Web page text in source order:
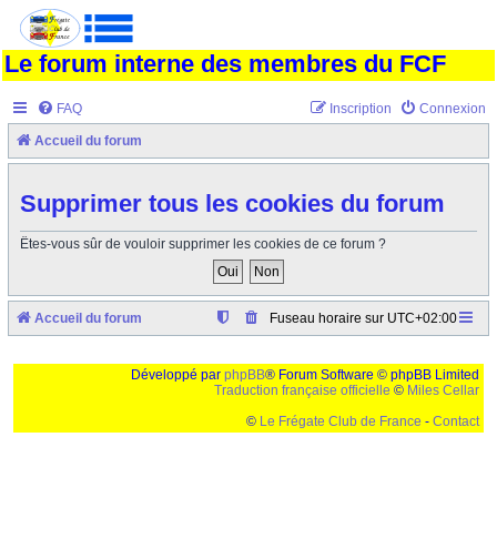
Le forum interne des membres du FCF
FAQ Connexion
Inscription
Accueil du forum
Supprimer tous les cookies du forum
Êtes-vous sûr de vouloir supprimer les cookies de ce forum ?
Accueil du forum Fuseau horaire sur UTC+02:00
Développé par phpBB® Forum Software © phpBB Limited
Traduction française officielle © Miles Cellar
© Le Frégate Club de France - Contact